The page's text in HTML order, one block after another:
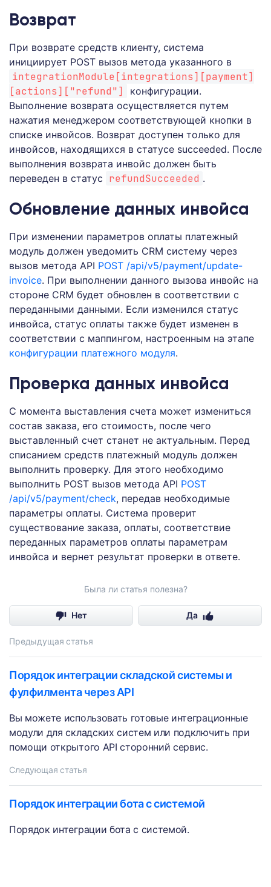
Возврат
При возврате средств клиенту, система
инициирует POST вызов метода указанного в
integrationModule[integrations][payment]
[actions]["refund"]
конфигурации.
Выполнение возврата осуществляется путем
нажатия менеджером соответствующей кнопки в
списке инвойсов. Возврат доступен только для
инвойсов, находящихся в статусе succeeded. После
выполнения возврата инвойс должен быть
переведен в статус refundSucceeded .
Обновление данных инвойса
При изменении параметров оплаты платежный
модуль должен уведомить CRM систему через
вызов метода API POST /api/v5/payment/update-
invoice. При выполнении данного вызова инвойс на
стороне CRM будет обновлен в соответствии с
переданными данными. Если изменился статус
инвойса, статус оплаты также будет изменен в
соответствии с маппингом, настроенным на этапе
конфигурации платежного модуля.
Проверка данных инвойса
С момента выставления счета может измениться
состав заказа, его стоимость, после чего
выставленный счет станет не актуальным. Перед
списанием средств платежный модуль должен
выполнить проверку. Для этого необходимо
выполнить POST вызов метода API POST
/api/v5/payment/check, передав необходимые
параметры оплаты. Система проверит
существование заказа, оплаты, соответствие
переданных параметров оплаты параметрам
инвойса и вернет результат проверки в ответе.
Была ли статья полезна?
Нет Да
Предыдущая статья
Порядок интеграции складской системы и
фулфилмента через API
Вы можете использовать готовые интеграционные
модули для складских систем или подключить при
помощи открытого API сторонний сервис.
Следующая статья
Порядок интеграции бота с системой
Порядок интеграции бота с системой.